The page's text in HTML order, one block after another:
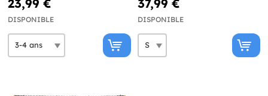
23,99 €
DISPONIBLE
37,99 €
DISPONIBLE